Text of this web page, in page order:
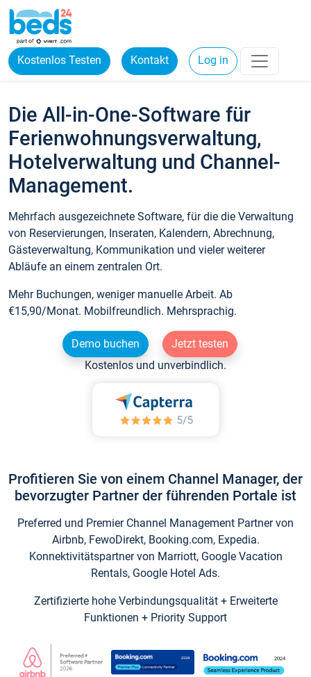
Kostenlos Testen Kontakt Log in
Die All-in-One-Software für
Ferienwohnungsverwaltung,
Hotelverwaltung und Channel-
Management.
Mehrfach ausgezeichnete Software, für die die Verwaltung
von Reservierungen, Inseraten, Kalendern, Abrechnung,
Gästeverwaltung, Kommunikation und vieler weiterer
Abläufe an einem zentralen Ort.
Mehr Buchungen, weniger manuelle Arbeit. Ab
€15,90/Monat. Mobilfreundlich. Mehrsprachig.
Demo buchen
Jetzt testen
Kostenlos und unverbindlich.
Profitieren Sie von einem Channel Manager, der
bevorzugter Partner der führenden Portale ist
Preferred und Premier Channel Management Partner von
Airbnb, FewoDirekt, Booking.com, Expedia.
Konnektivitätspartner von Marriott, Google Vacation
Rentals, Google Hotel Ads.
Zertifizierte hohe Verbindungsqualität + Erweiterte
Funktionen + Priority Support